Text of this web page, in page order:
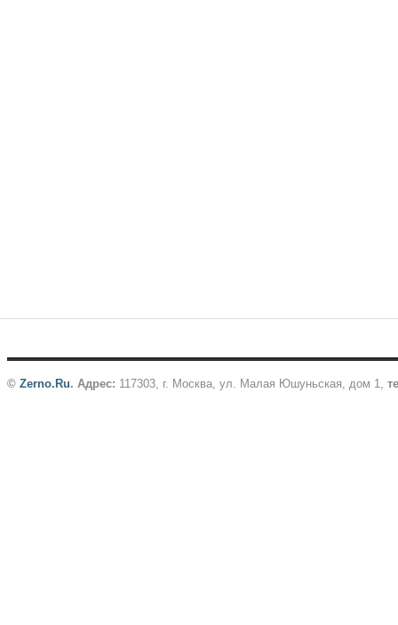
© Zerno.Ru. Адрес: 117303, г. Москва, ул. Малая Юшуньская, дом 1,